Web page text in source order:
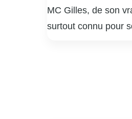
MC Gilles, de son
surtout connu pour
québécoises, MC
culture locale. Son